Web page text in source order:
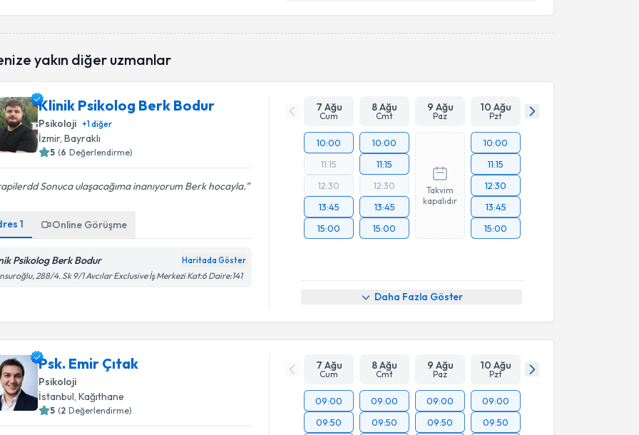
işlenmesini kabul ediyorum.
yakın diğer uzmanlar
Klinik Psikolog Berk Bodur
Psikoloji +1diğer
İzmir, Bayraklı
5 (6 Değerlendirme)
Sonuca ulaşacağıma inanıyorum Berk hocayla.
1 Online Görüşme
Psikolog Berk Bodur Haritada Göster
288/4. Sk 9/1 Avcılar Exclusive İş Merkezi Kat:6 Daire:141
7 Ağu
Cum
8 Ağu
Cmt
9 Ağu
Paz
10 Ağu
Pzt
10:00
11:15
12:30
13:45
15:00
10:00
11:15
12:30
13:45
15:00
Takvim
kapalıdır
10:00
11:15
12:30
13:45
15:00
Daha Fazla Göster
Psk. Emir Çıtak
Psikoloji
İstanbul , Kağıthane
5 (2 Değerlendirme)
7 Ağu
Cum
8 Ağu
Cmt
9 Ağu
Paz
10 Ağu
Pzt
09:00
09:50
09:00
09:50
09:00
09:50
09:00
09:50